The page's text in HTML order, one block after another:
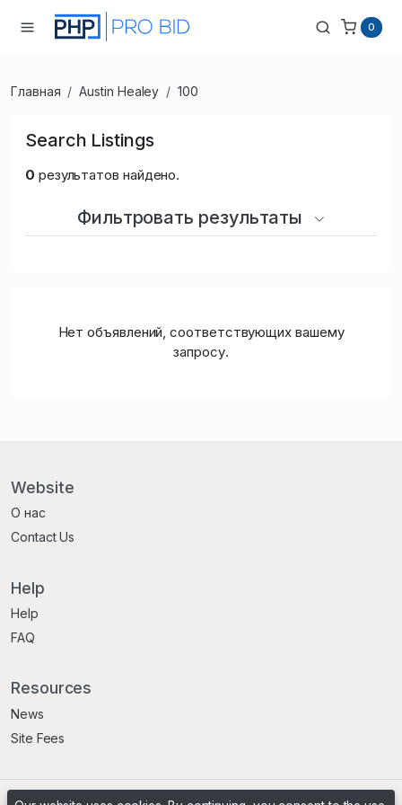
0
Главная Austin Healey 100
Search Listings
0 результатов найдено.
Фильтровать результаты
Нет объявлений, соответствующих вашему
запросу.
Website
О нас
Contact Us
Help
Help
FAQ
Resources
News
Site Fees